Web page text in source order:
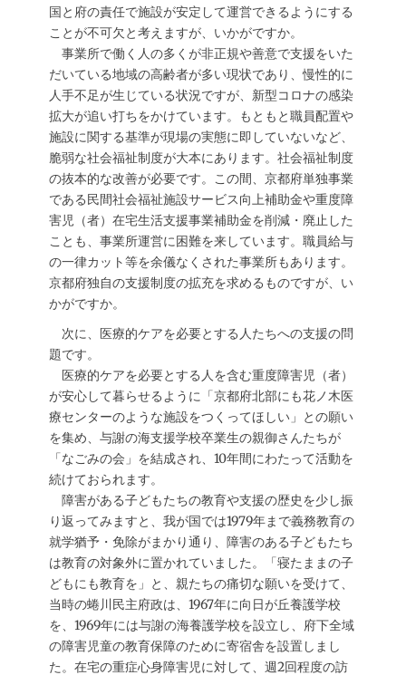
国と府の責任で施設が安定して運営できるようにする
ことが不可欠と考えますが、いかがですか。
事業所で働く人の多くが非正規や善意で支援をいた
だいている地域の高齢者が多い現状であり、慢性的に
人手不足が生じている状況ですが、新型コロナの感染
拡大が追い打ちをかけています。もともと職員配置や
施設に関する基準が現場の実態に即していないなど、
脆弱な社会福祉制度が大本にあります。社会福祉制度
の抜本的な改善が必要です。この間、京都府単独事業
である民間社会福祉施設サービス向上補助金や重度障
害児（者）在宅生活支援事業補助金を削減・廃止した
ことも、事業所運営に困難を来しています。職員給与
の一律カット等を余儀なくされた事業所もあります。
京都府独自の支援制度の拡充を求めるものですが、い
かがですか。
次に、医療的ケアを必要とする人たちへの支援の問
題です。
医療的ケアを必要とする人を含む重度障害児（者）
が安心して暮らせるように「京都府北部にも花ノ木医
療センターのような施設をつくってほしい」との願い
を集め、与謝の海支援学校卒業生の親御さんたちが
「なごみの会」を結成され、10年間にわたって活動を
続けておられます。
障害がある子どもたちの教育や支援の歴史を少し振
り返ってみますと、我が国では1979年まで義務教育の
就学猶予・免除がまかり通り、障害のある子どもたち
は教育の対象外に置かれていました。「寝たままの子
どもにも教育を」と、親たちの痛切な願いを受けて、
当時の蜷川民主府政は、1967年に向日が丘養護学校
を、1969年には与謝の海養護学校を設立し、府下全域
の障害児童の教育保障のために寄宿舎を設置しまし
た。在宅の重症心身障害児に対して、週2回程度の訪